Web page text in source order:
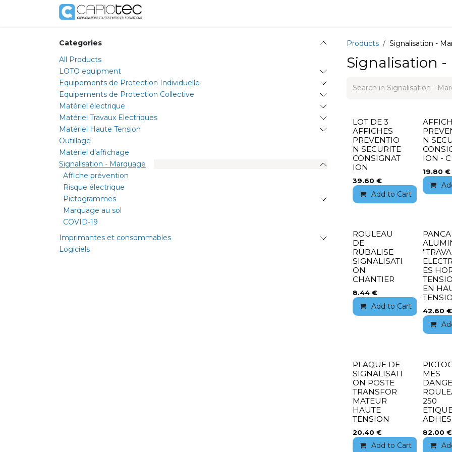
Categories
All Products
LOTO equipment
Equipements de Protection Individuelle
Equipements de Protection Collective
Matériel électrique
Matériel Travaux Electriques
Matériel Haute Tension
Outillage
Matériel d'affichage
Signalisation - Marquage
Affiche prévention
Risque électrique
Pictogrammes
Marquage au sol
COVID-19
Imprimantes et consommables
Logiciels
Products Signalisation -
Signalisation -
LOT DE 3
AFFICHES
PREVENTIO
N SECURITE
CONSIGNAT
ION
39.60 €
Add to Cart Add
N
ION -
19.80 €
ROULEAU
DE
RUBALISE
SIGNALISATI
ON
CHANTIER
8.44 €
Add to Cart
ES
EN
42.60 €
PLAQUE DE
SIGNALISATI
ON POSTE
TRANSFOR
MATEUR
HAUTE
TENSION
20.40 €
Add to Cart Add
MES
250
82.00 €